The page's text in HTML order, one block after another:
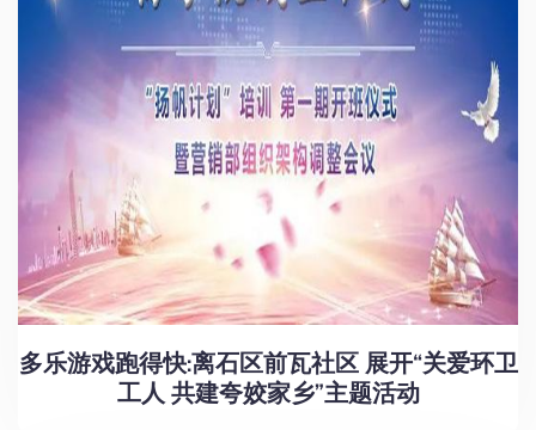
多乐游戏跑得快:离石区前瓦社区 展开“关爱环卫
工人 共建夸姣家乡”主题活动